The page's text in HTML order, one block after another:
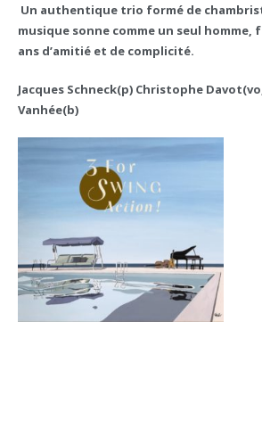
Un authentique trio formé de
musique sonne comme un seul homme,
ans d’amitié et de complicité.
Jacques Schneck(p) Christophe
Vanhée(b)